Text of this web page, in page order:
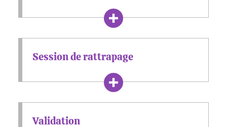
Session de rattrapage
Validation